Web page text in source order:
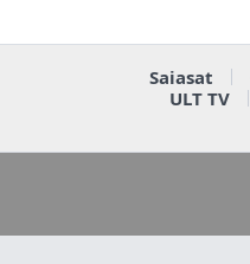
Saiasat
ULT TV